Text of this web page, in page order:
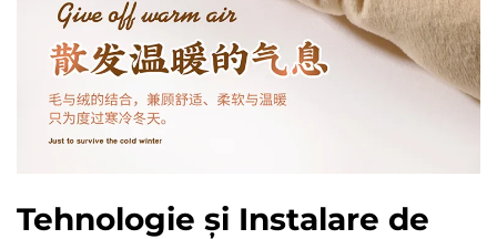
Tehnologie și Instalare de